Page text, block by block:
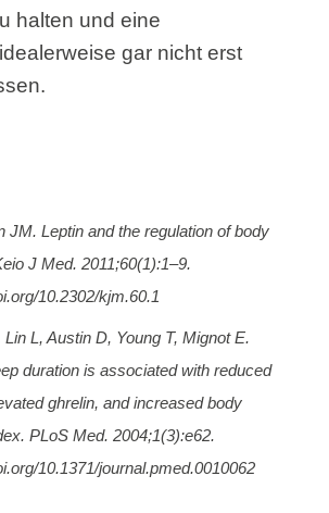
halten und eine
gar nicht erst
JM. Leptin and the regulation of body
J Med. 2011;60(1):1–9.
10.2302/kjm.60.1
Lin L, Austin D, Young T, Mignot E.
duration is associated with reduced
ghrelin, and increased body
PLoS Med. 2004;1(3):e62.
10.1371/journal.pmed.0010062